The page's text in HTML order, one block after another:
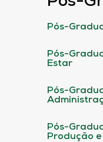
Pós-
Pós-
Estar
Pós-
Pós-
Produção